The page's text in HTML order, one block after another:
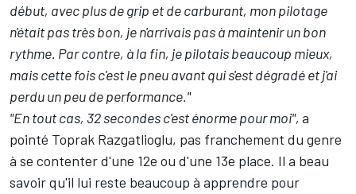
début, avec plus de grip et de carburant, mon pilotage
n'était pas très bon, je n'arrivais pas à maintenir un bon
rythme. Par contre, à la fin, je pilotais beaucoup mieux,
mais cette fois c'est le pneu avant qui s'est dégradé et j'ai
perdu un peu de performance."
"En tout cas, 32 secondes c'est énorme pour moi", a
pointé Toprak Razgatlioglu, pas franchement du genre
à se contenter d'une 12e ou d'une 13e place. Il a beau
savoir qu'il lui reste beaucoup à apprendre pour